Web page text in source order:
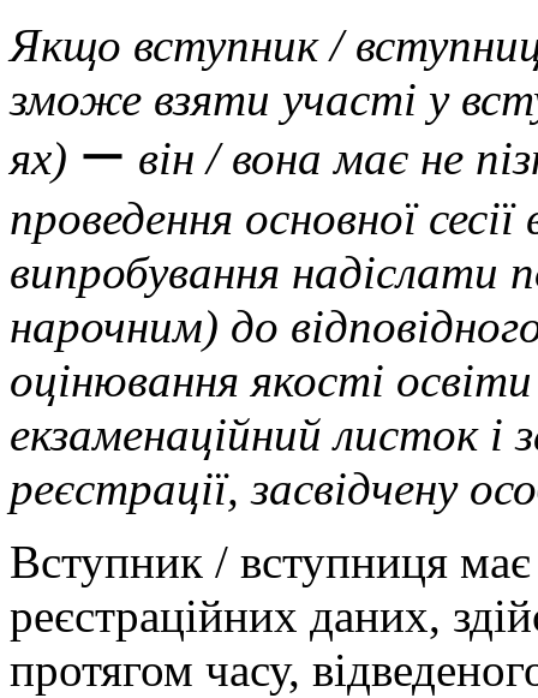
Якщо вступник /
зможе взяти участі у
ях) ー він / вона має не
проведення основної
випробування надіслати
нарочним) до
оцінювання якості
екзаменаційний листок і
реєстрації, засвідчену
Вступник / вступниця
реєстраційних даних,
протягом часу,